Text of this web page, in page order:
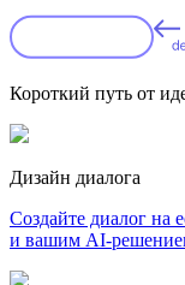
Короткий путь от
Дизайн диалога
Создайте диалог на
и вашим AI-